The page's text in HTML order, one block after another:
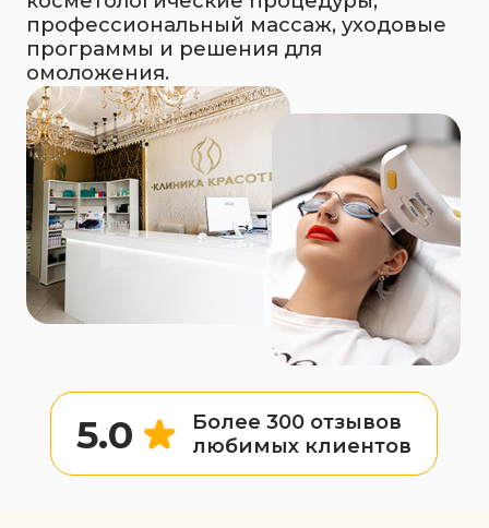
Замечаете в зеркале
признаки старения?
Представляем вам
революционную процедуру
Устали от неэффективных
кремов и болезненных процедур,
Фотоомоложение с помощью
инновационного аппарата Stellar M22
пигментные пятна
дряблость кожи
расширенные поры
последствия акне
морщины и заломы